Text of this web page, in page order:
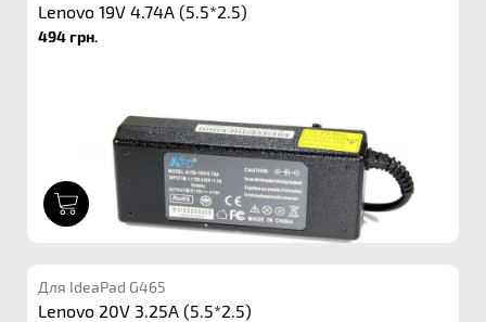
Lenovo 19V 4.74A (5.5*2.5)
494 грн.
Для IdeaPad G465
Lenovo 20V 3.25A (5.5*2.5)